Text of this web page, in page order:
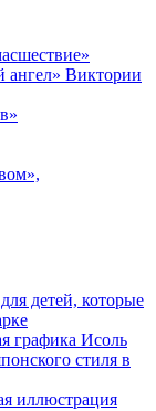
ангел» Виктории
детей, которые
графика Исоль
стиля в
иллюстрация